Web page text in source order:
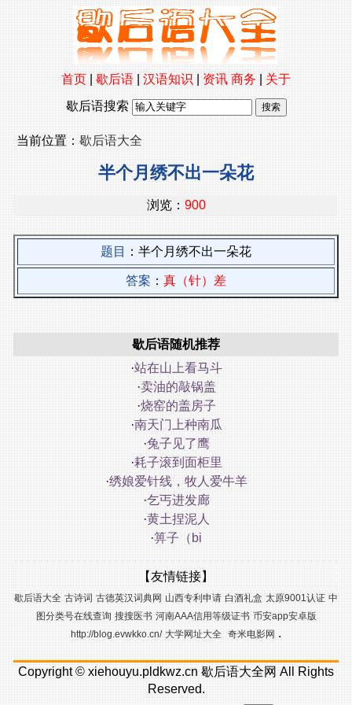
首页|歇后语|汉语知识|资讯 商务|关于
歇后语搜索
当前位置：歇后语大全
半个月绣不出一朵花
浏览： 900
题目 ：半个月绣不出一朵花
答案 ： 真（针）差
歇后语随机推荐
·站在山上看马斗
·卖油的敲锅盖
·烧窑的盖房子
·南天门上种南瓜
·兔子见了鹰
·耗子滚到面柜里
·绣娘爱针线，牧人爱牛羊
·乞丐进发廊
·黄土捏泥人
·箅子（bi
【友情链接】
歇后语大全 古诗词 古德英汉词典网 山西专利申请 白酒礼盒 太原9001认证 中
图分类号在线查询 搜搜医书 河南AAA信用等级证书 币安app安卓版
http://blog.evwkko.cn/ 大学网址大全 奇米电影网.
Copyright ©xiehouyu.pldkwz.cn 歇后语大全网All Rights
Reserved.